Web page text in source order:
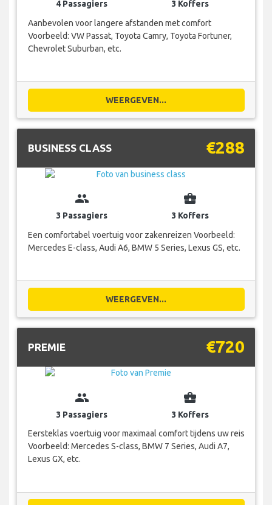
4 Passagiers
3 Koffers
Aanbevolen voor langere afstanden met comfort
Voorbeeld: VW Passat, Toyota Camry, Toyota Fortuner,
Chevrolet Suburban, etc.
WEERGEVEN...
BUSINESS CLASS €288
group
3 Passagiers
business_center
3 Koffers
Een comfortabel voertuig voor zakenreizen Voorbeeld:
Mercedes E-class, Audi A6, BMW 5 Series, Lexus GS, etc.
WEERGEVEN...
PREMIE €720
group
3 Passagiers
business_center
3 Koffers
Eersteklas voertuig voor maximaal comfort tijdens uw reis
Voorbeeld: Mercedes S-class, BMW 7 Series, Audi A7,
Lexus GX, etc.